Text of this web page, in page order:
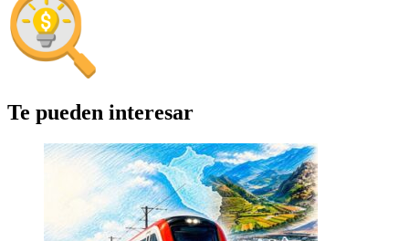
Te pueden interesar